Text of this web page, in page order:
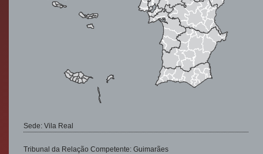
Sede: Vila Real
Tribunal da Relação Competente: Guimarães